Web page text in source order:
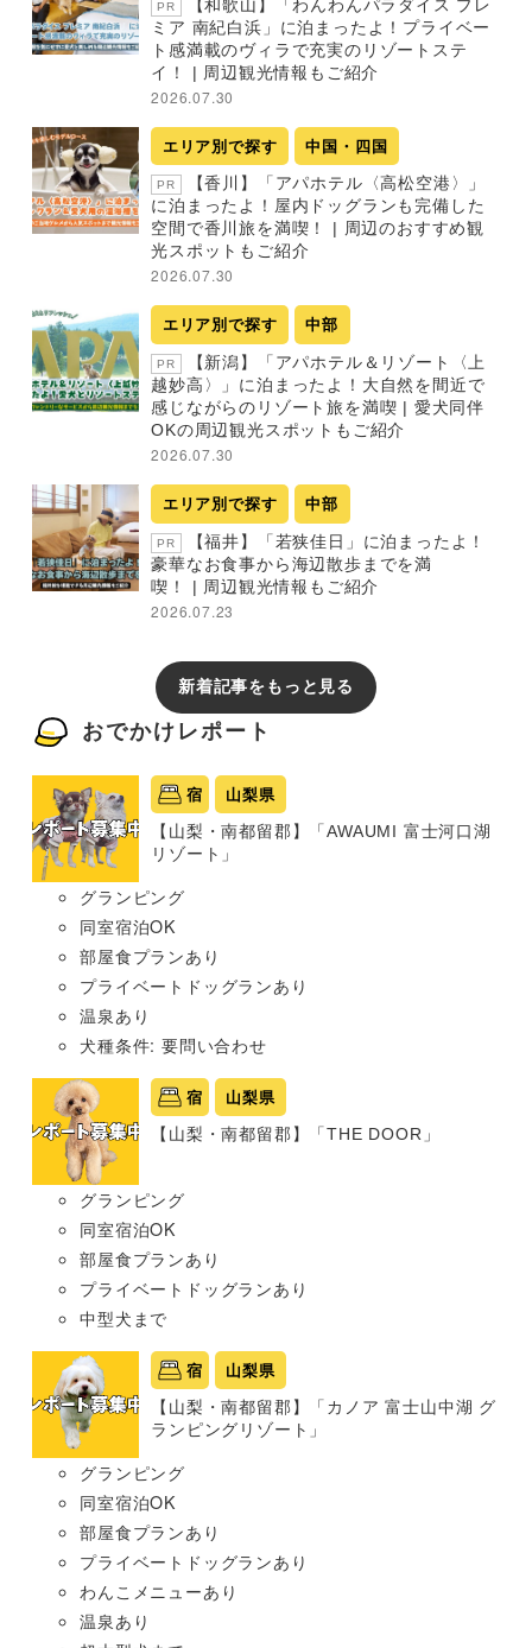
PR
【和歌山】「わんわんパラダイス プレ
ミア 南紀白浜」に泊まったよ！プライベー
ト感満載のヴィラで充実のリゾートステ
イ！ | 周辺観光情報もご紹介
2026.07.30
エリア別で探す 中国・四国
PR
【香川】「アパホテル〈高松空港〉」
に泊まったよ！屋内ドッグランも完備した
空間で香川旅を満喫！ | 周辺のおすすめ観
光スポットもご紹介
2026.07.30
エリア別で探す 中部
PR
【新潟】「アパホテル＆リゾート〈上
越妙高〉」に泊まったよ！大自然を間近で
感じながらのリゾート旅を満喫 | 愛犬同伴
OKの周辺観光スポットもご紹介
2026.07.30
エリア別で探す 中部
PR
【福井】「若狭佳日」に泊まったよ！
豪華なお食事から海辺散歩までを満
喫！ | 周辺観光情報もご紹介
2026.07.23
新着記事をもっと見る
おでかけレポート
宿 山梨県
【山梨・南都留郡】「AWAUMI 富士河口湖
リゾート」
グランピング
同室宿泊OK
部屋食プランあり
プライベートドッグランあり
温泉あり
犬種条件: 要問い合わせ
宿 山梨県
【山梨・南都留郡】「THE DOOR」
グランピング
同室宿泊OK
部屋食プランあり
プライベートドッグランあり
中型犬まで
宿 山梨県
【山梨・南都留郡】「カノア 富士山中湖 グ
ランピングリゾート」
グランピング
同室宿泊OK
部屋食プランあり
プライベートドッグランあり
わんこメニューあり
温泉あり